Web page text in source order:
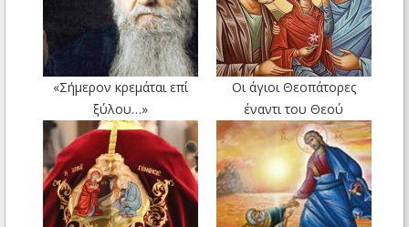
«Σήμερον κρεμάται επί
ξύλου…»
Οι άγιοι Θεοπάτορες
έναντι του Θεού